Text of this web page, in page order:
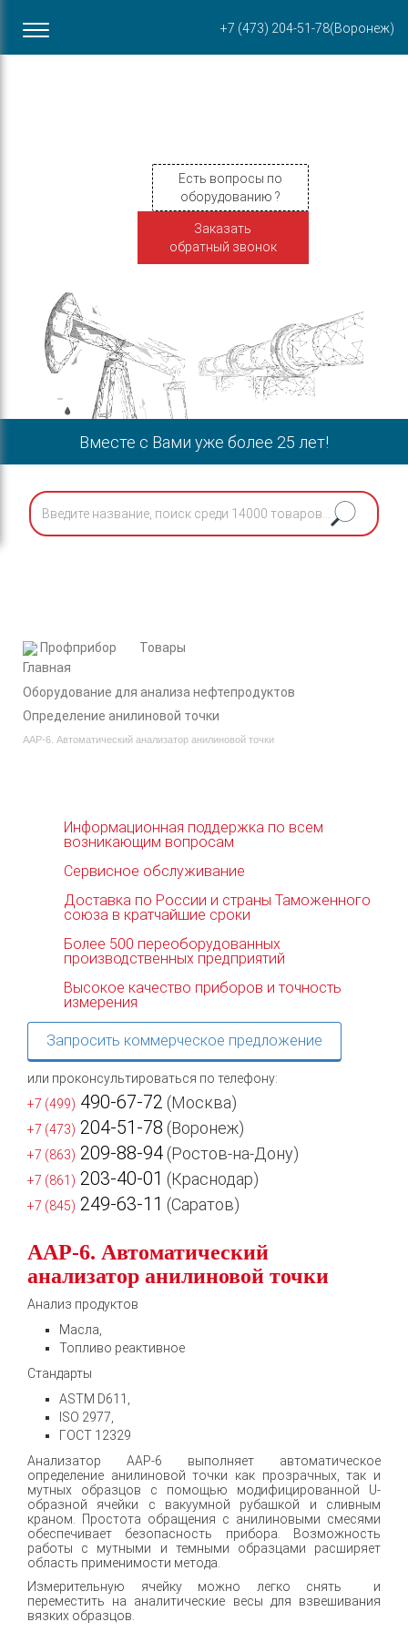
+7 (473) 204-51-78(Воронеж)
ул. Пирогова, 87Б
Есть вопросы по
оборудованию ?
Заказать
обратный звонок
Вместе с Вами уже более 25 лет!
Профприбор Товары
Оборудование для анализа нефтепродуктов
Определение анилиновой точки
AAP-6. Автоматический анализатор анилиновой точки
Информационная поддержка по всем
возникающим вопросам
Сервисное обслуживание
Доставка по России и страны Таможенного
союза в кратчайшие сроки
Более 500 переоборудованных
производственных предприятий
Высокое качество приборов и точность
измерения
Запросить коммерческое предложение
или проконсультироваться по телефону:
+7 (499) 490-67-72 (Москва)
+7 (473) 204-51-78 (Воронеж)
+7 (863) 209-88-94 (Ростов-на-Дону)
+7 (861) 203-40-01 (Краснодар)
+7 (845) 249-63-11 (Саратов)
AAP-6. Автоматический
анализатор анилиновой точки
Анализ продуктов
Масла,
Топливо реактивное
Стандарты
ASTM D611,
ISO 2977,
ГОСТ 12329
Анализатор ААР-6 выполняет автоматическое
определение анилиновой точки как прозрачных, так и
мутных образцов с помощью модифицированной U-
образной ячейки с вакуумной рубашкой и сливным
краном. Простота обращения с анилиновыми смесями
обеспечивает безопасность прибора. Возможность
работы с мутными и темными образцами расширяет
область применимости метода.
Измерительную ячейку можно легко снять и
переместить на аналитические весы для взвешивания
вязких образцов.